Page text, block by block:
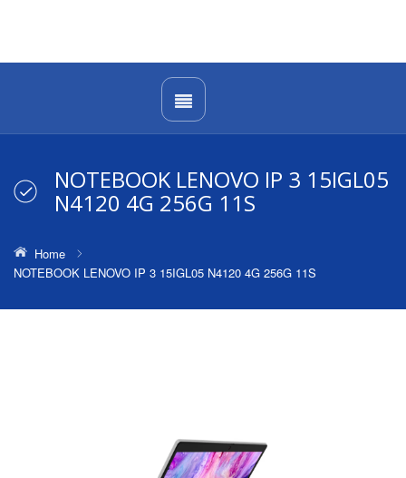
NOTEBOOK LENOVO IP 3 15IGL05
N4120 4G 256G 11S
Home
NOTEBOOK LENOVO IP 3 15IGL05 N4120 4G 256G 11S